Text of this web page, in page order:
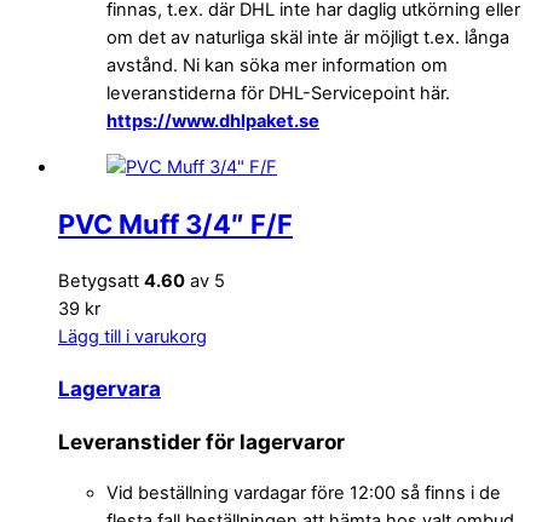
finnas, t.ex. där DHL inte har daglig utkörning eller
om det av naturliga skäl inte är möjligt t.ex. långa
avstånd. Ni kan söka mer information om
leveranstiderna för DHL-Servicepoint här.
https://www.dhlpaket.se
PVC Muff 3/4″ F/F
Betygsatt 4.60 av 5
39 kr
Lägg till i varukorg
Lagervara
Leveranstider för lagervaror
Vid beställning vardagar före 12:00 så finns i de